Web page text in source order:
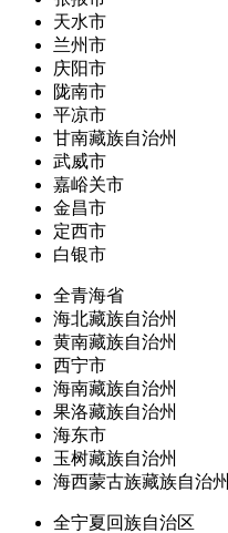
天水市
兰州市
庆阳市
陇南市
平凉市
甘南藏族自治州
武威市
嘉峪关市
金昌市
定西市
白银市
全青海省
海北藏族自治州
黄南藏族自治州
西宁市
海南藏族自治州
果洛藏族自治州
海东市
玉树藏族自治州
海西蒙古族藏族自治州
全宁夏回族自治区